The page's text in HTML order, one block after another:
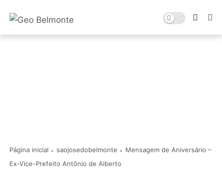
Página inicial saojosedobelmonte
Mensagem de Aniversário –
Ex-Vice-Prefeito Antônio de Alberto